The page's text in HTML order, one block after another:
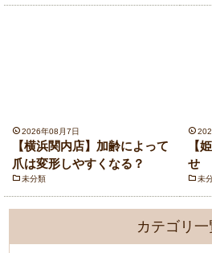
2026年08月7日
【横浜関内店】加齢によって
爪は変形しやすくなる？
未分類
【
せ
未
カテゴリ一